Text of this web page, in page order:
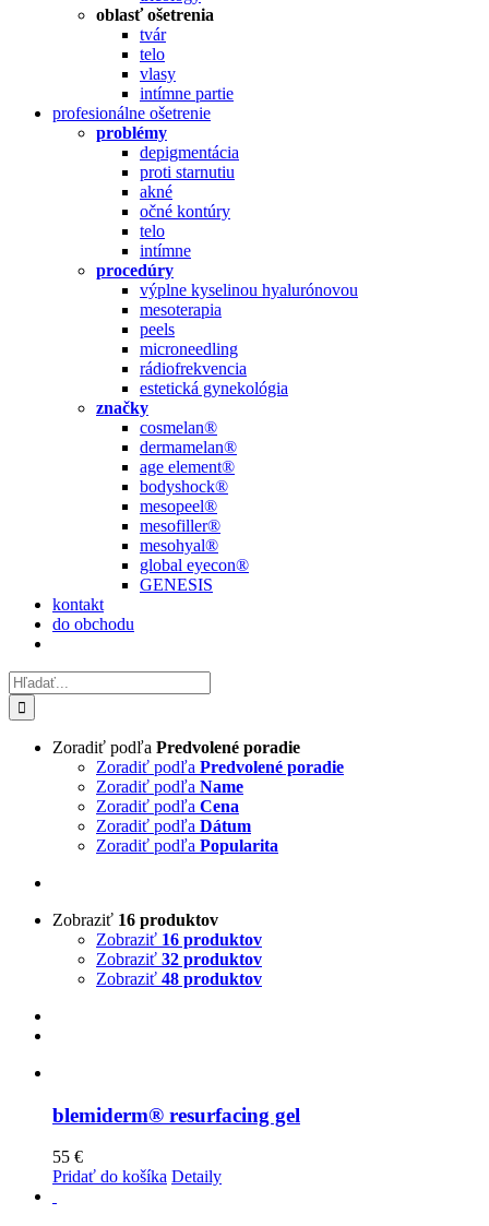
oblasť ošetrenia
tvár
telo
vlasy
intímne partie
profesionálne ošetrenie
problémy
depigmentácia
proti starnutiu
akné
očné kontúry
telo
intímne
procedúry
výplne kyselinou hyalurónovou
mesoterapia
peels
microneedling
rádiofrekvencia
estetická gynekológia
značky
cosmelan®
dermamelan®
age element®
bodyshock®
mesopeel®
mesofiller®
mesohyal®
global eyecon®
GENESIS
kontakt
do obchodu
Hľadať:
Zoradiť podľa Predvolené poradie
Zoradiť podľa Predvolené poradie
Zoradiť podľa Name
Zoradiť podľa Cena
Zoradiť podľa Dátum
Zoradiť podľa Popularita
Zobraziť 16 produktov
Zobraziť 16 produktov
Zobraziť 32 produktov
Zobraziť 48 produktov
blemiderm® resurfacing gel
55 €
Pridať do košíka Detaily